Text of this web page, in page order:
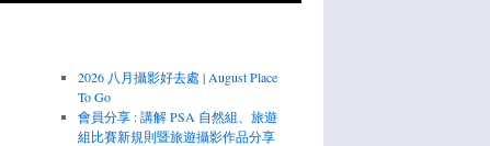
2026 八月攝影好去處 | August Place
To Go
會員分享 : 講解 PSA 自然組、旅遊
組比賽新規則暨旅遊攝影作品分享